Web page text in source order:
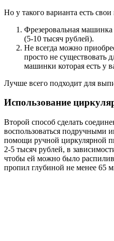
Но у такого варианта есть
Фрезеровальная
(5-10 тысяч рублей).
Не всегда можно
просто не существовать
машинки которая есть у
Лучше всего подходит для
Использование
Второй способ сделать
воспользоваться подручными
помощи ручной циркулярной
2-5 тысяч рублей, в
чтобы ей можно было
пропил глубиной не менее 65